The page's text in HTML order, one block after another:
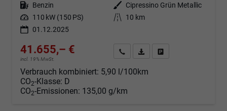
Kraftstoff Benzin Außenfarbe
Cipressino Grün Metallic
Leistung 110 kW (150 PS) Kilometerstand
10 km
01.12.2025
41.655,– €
incl. 19% MwSt.
Angebot anfordern
Fahrzeugexpose (PDF)
Verbrauch kombiniert: 5,90 l/100km
CO2-Klasse: D
CO2-Emissionen: 135,00 g/km